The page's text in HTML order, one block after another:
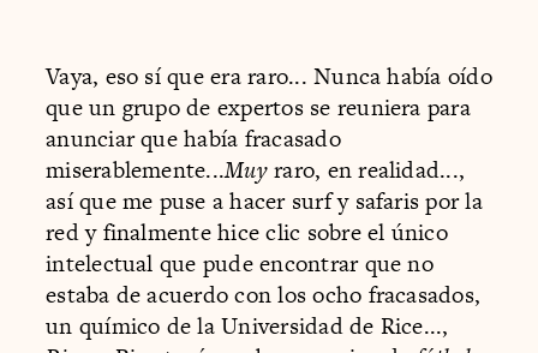
Vaya, eso sí que era raro... Nunca había oído
que un grupo de expertos se reuniera para
anunciar que había fracasado
miserablemente...Muyraro, en realidad...,
así que me puse a hacer surf y safaris por la
red y finalmente hice clic sobre el único
intelectual que pude encontrar que no
estaba de acuerdo con los ocho fracasados,
un químico de la Universidad de Rice...,